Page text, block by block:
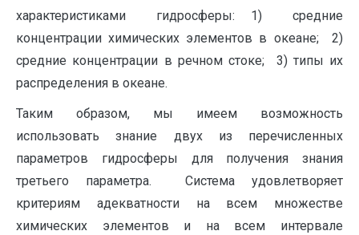
характеристиками гидросферы: 1) средние
концентрации химических элементов в океане; 2)
средние концентрации в речном стоке; 3) типы их
распределения в океане.
Таким образом, мы имеем возможность
использовать знание двух из перечисленных
параметров гидросферы для получения знания
третьего параметра. Система удовлетворяет
критериям адекватности на всем множестве
химических элементов и на всем интервале